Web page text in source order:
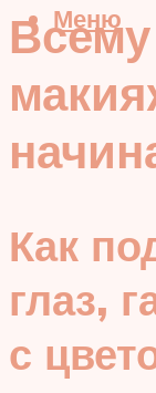
Меню
Как
глаз,
с